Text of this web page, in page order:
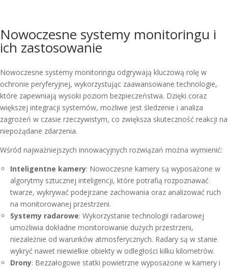
Nowoczesne systemy monitoringu i
ich zastosowanie
Nowoczesne systemy monitoringu odgrywają kluczową rolę w
ochronie peryferyjnej, wykorzystując zaawansowane technologie,
które zapewniają wysoki poziom bezpieczeństwa. Dzięki coraz
większej integracji systemów, możliwe jest śledzenie i analiza
zagrożeń w czasie rzeczywistym, co zwiększa skuteczność reakcji na
niepożądane zdarzenia.
Wśród najważniejszych innowacyjnych rozwiązań można wymienić:
Inteligentne kamery: Nowoczesne kamery są wyposażone w
algorytmy sztucznej inteligencji, które potrafią rozpoznawać
twarze, wykrywać podejrzane zachowania oraz analizować ruch
na monitorowanej przestrzeni.
Systemy radarowe: Wykorzystanie technologii radarowej
umożliwia dokładne monitorowanie dużych przestrzeni,
niezależnie od warunków atmosferycznych. Radary są w stanie
wykryć nawet niewielkie obiekty w odległości kilku kilometrów.
Drony: Bezzałogowe statki powietrzne wyposażone w kamery i